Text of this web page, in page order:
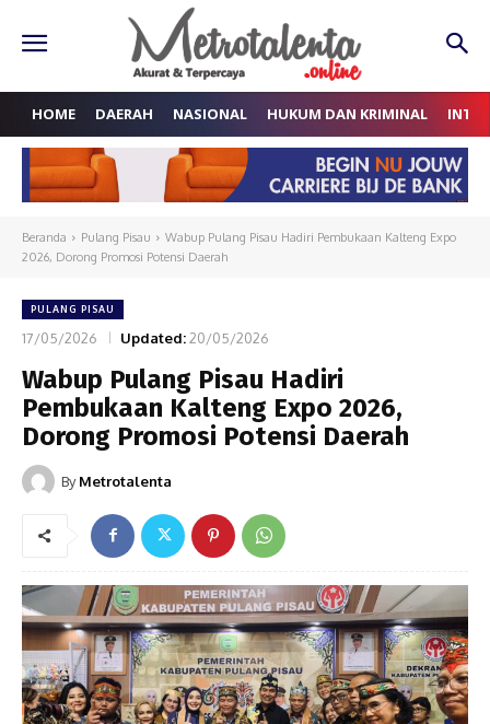
HOME DAERAH NASIONAL HUKUM DAN KRIMINAL
Beranda Pulang Pisau
Wabup Pulang Pisau Hadiri Pembukaan Kalteng Expo
2026, Dorong Promosi Potensi Daerah
PULANG PISAU
17/05/2026 Updated:20/05/2026
Wabup Pulang Pisau Hadiri
Pembukaan Kalteng Expo 2026,
Dorong Promosi Potensi Daerah
By Metrotalenta